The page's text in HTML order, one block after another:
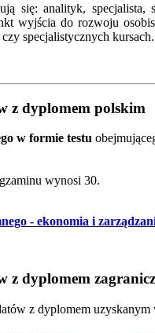
się: analityk,
wyjścia do rozwoju
specjalistycznych kursach.
z dyplomem polskim
w formie testu
wynosi 30.
- ekonomia i
z dyplomem
z dyplomem uzyskanym